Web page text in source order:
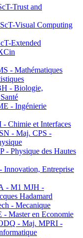
Trust and
Visual Computing
Extended
- Mathématiques
- Biologie,
- Ingénierie
Chimie et Interfaces
- Maj. CPS -
- Physique des Hautes
Entreprise
- M1 MJH -
Hadamard
- Mecanique
Master en Economie
- Maj. MPRI -